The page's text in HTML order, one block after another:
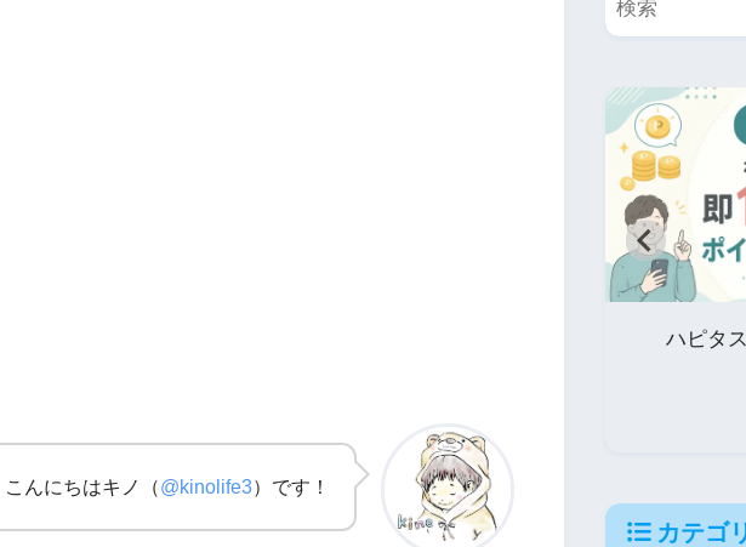
こんにちはキノ（@kinolife3）です！
ハピタ
カテゴ